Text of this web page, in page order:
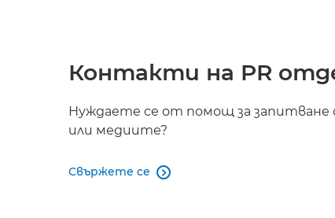
Контакти на PR
Нуждаете се от помощ за запитване
или медиите?
Свържете се 